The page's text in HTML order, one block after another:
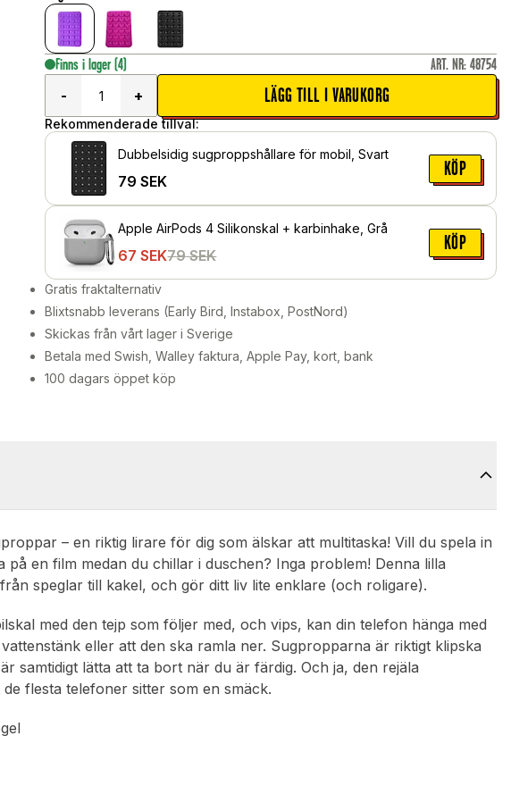
Finns i lager (4) ART. NR: 48754
-
+ LÄGG TILL I VARUKORG
Rekommenderade tillval:
Dubbelsidig sugproppshållare för mobil, Svart
79 SEK
KÖP
Apple AirPods 4 Silikonskal + karbinhake, Grå
67 SEK79 SEK
KÖP
Gratis fraktalternativ
Blixtsnabb leverans (Early Bird, Instabox, PostNord)
Skickas från vårt lager i Sverige
Betala med Swish, Walley faktura, Apple Pay, kort, bank
100 dagars öppet köp
– en riktig lirare för dig som älskar att multitaska! Vill du spela in
en film medan du chillar i duschen? Inga problem! Denna lilla
speglar till kakel, och gör ditt liv lite enklare (och roligare).
med den tejp som följer med, och vips, kan din telefon hänga med
eller att den ska ramla ner. Sugpropparna är riktigt klipska
samtidigt lätta att ta bort när du är färdig. Och ja, den rejäla
flesta telefoner sitter som en smäck.